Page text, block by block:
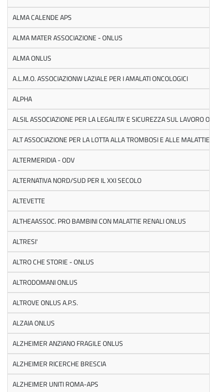
ALMA CALENDE APS
ALMA MATER ASSOCIAZIONE - ONLUS
ALMA ONLUS
A.L.M.O. ASSOCIAZIONW LAZIALE PER I AMALATI ONCOLOGICI
ALPHA
ALSIL ASSOCIAZIONE PER LA LEGALITA' E SICUREZZA SUL LAVORO
ALT ASSOCIAZIONE PER LA LOTTA ALLA TROMBOSI E ALLE MALATTIE
ALTERMERIDIA - ODV
ALTERNATIVA NORD/SUD PER IL XXI SECOLO
ALTEVETTE
ALTHEAASSOC. PRO BAMBINI CON MALATTIE RENALI ONLUS
ALTRESI'
ALTRO CHE STORIE - ONLUS
ALTRODOMANI ONLUS
ALTROVE ONLUS A.P.S.
ALZAIA ONLUS
ALZHEIMER ANZIANO FRAGILE ONLUS
ALZHEIMER RICERCHE BRESCIA
ALZHEIMER UNITI ROMA-APS